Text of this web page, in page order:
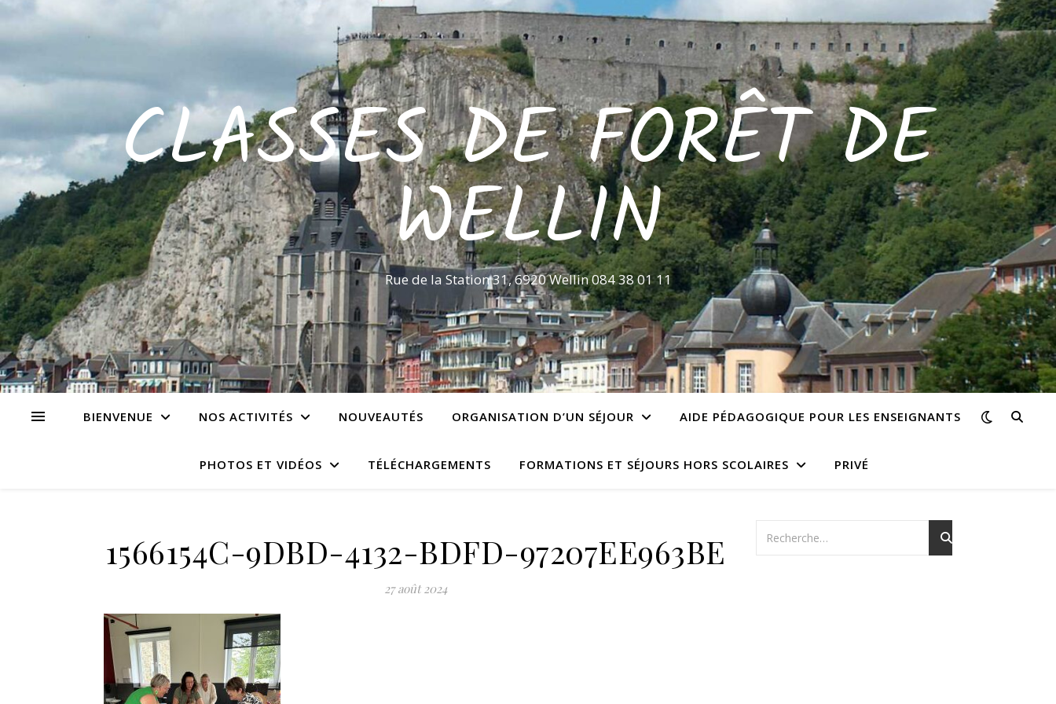
CLASSES DE FORÊT DE
WELLIN
Rue de la Station 31, 6920 Wellin 084 38 01 11
BIENVENUE NOS ACTIVITÉS NOUVEAUTÉS ORGANISATION D’UN SÉJOUR AIDE PÉDAGOGIQUE POUR LES ENSEIGNANTS
PHOTOS ET VIDÉOS TÉLÉCHARGEMENTS FORMATIONS ET SÉJOURS HORS SCOLAIRES PRIVÉ
1566154C-9DBD-4132-BDFD-97207EE963BE
27 août 2024